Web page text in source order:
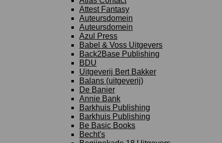
Attest Fantasy
Auteursdomein
Auteursdomein
Azul Press
Babel & Voss Uitgevers
Back2Base Publishing
BDU
Uitgeverij Bert Bakker
Balans (uitgeverij)
De Banier
Annie Bank
Barkhuis Publishing
Barkhuis Publishing
Be Basic Books
Becht's